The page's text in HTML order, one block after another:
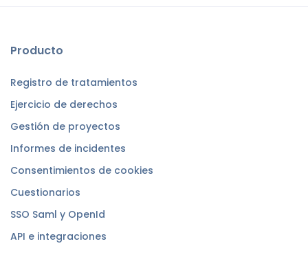
Producto
Registro de tratamientos
Ejercicio de derechos
Gestión de proyectos
Informes de incidentes
Consentimientos de cookies
Cuestionarios
SSO Saml y OpenId
API e integraciones